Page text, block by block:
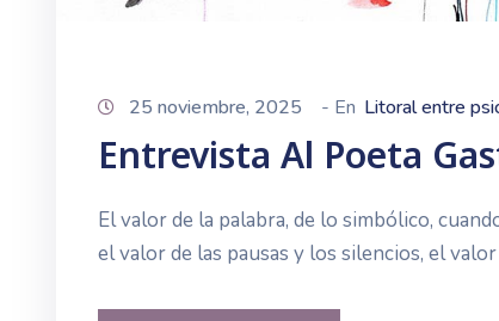
25 noviembre, 2025 - En Litoral entre
Entrevista Al Poeta
El valor de la palabra, de lo simbólico,
el valor de las pausas y los silencios, el